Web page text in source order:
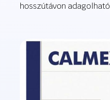
hosszútávon adagolható